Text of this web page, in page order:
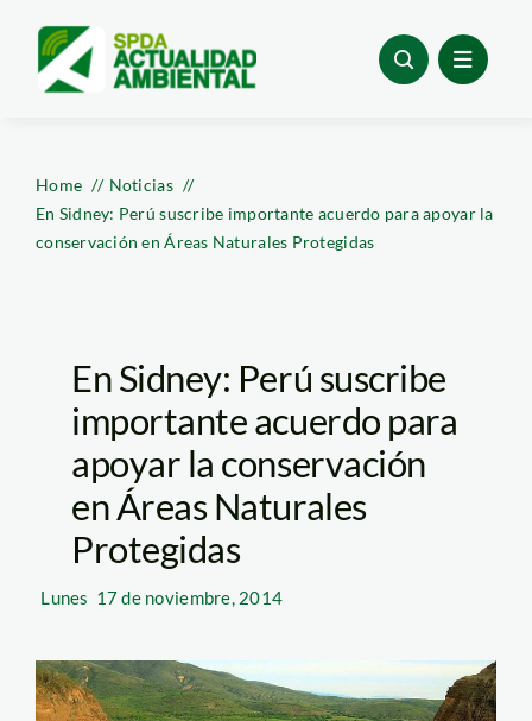
content
Home
Noticias
En Sidney: Perú suscribe importante acuerdo para apoyar la
conservación en Áreas Naturales Protegidas
En Sidney: Perú suscribe
importante acuerdo para
apoyar la conservación
en Áreas Naturales
Protegidas
Lunes 17 de noviembre, 2014